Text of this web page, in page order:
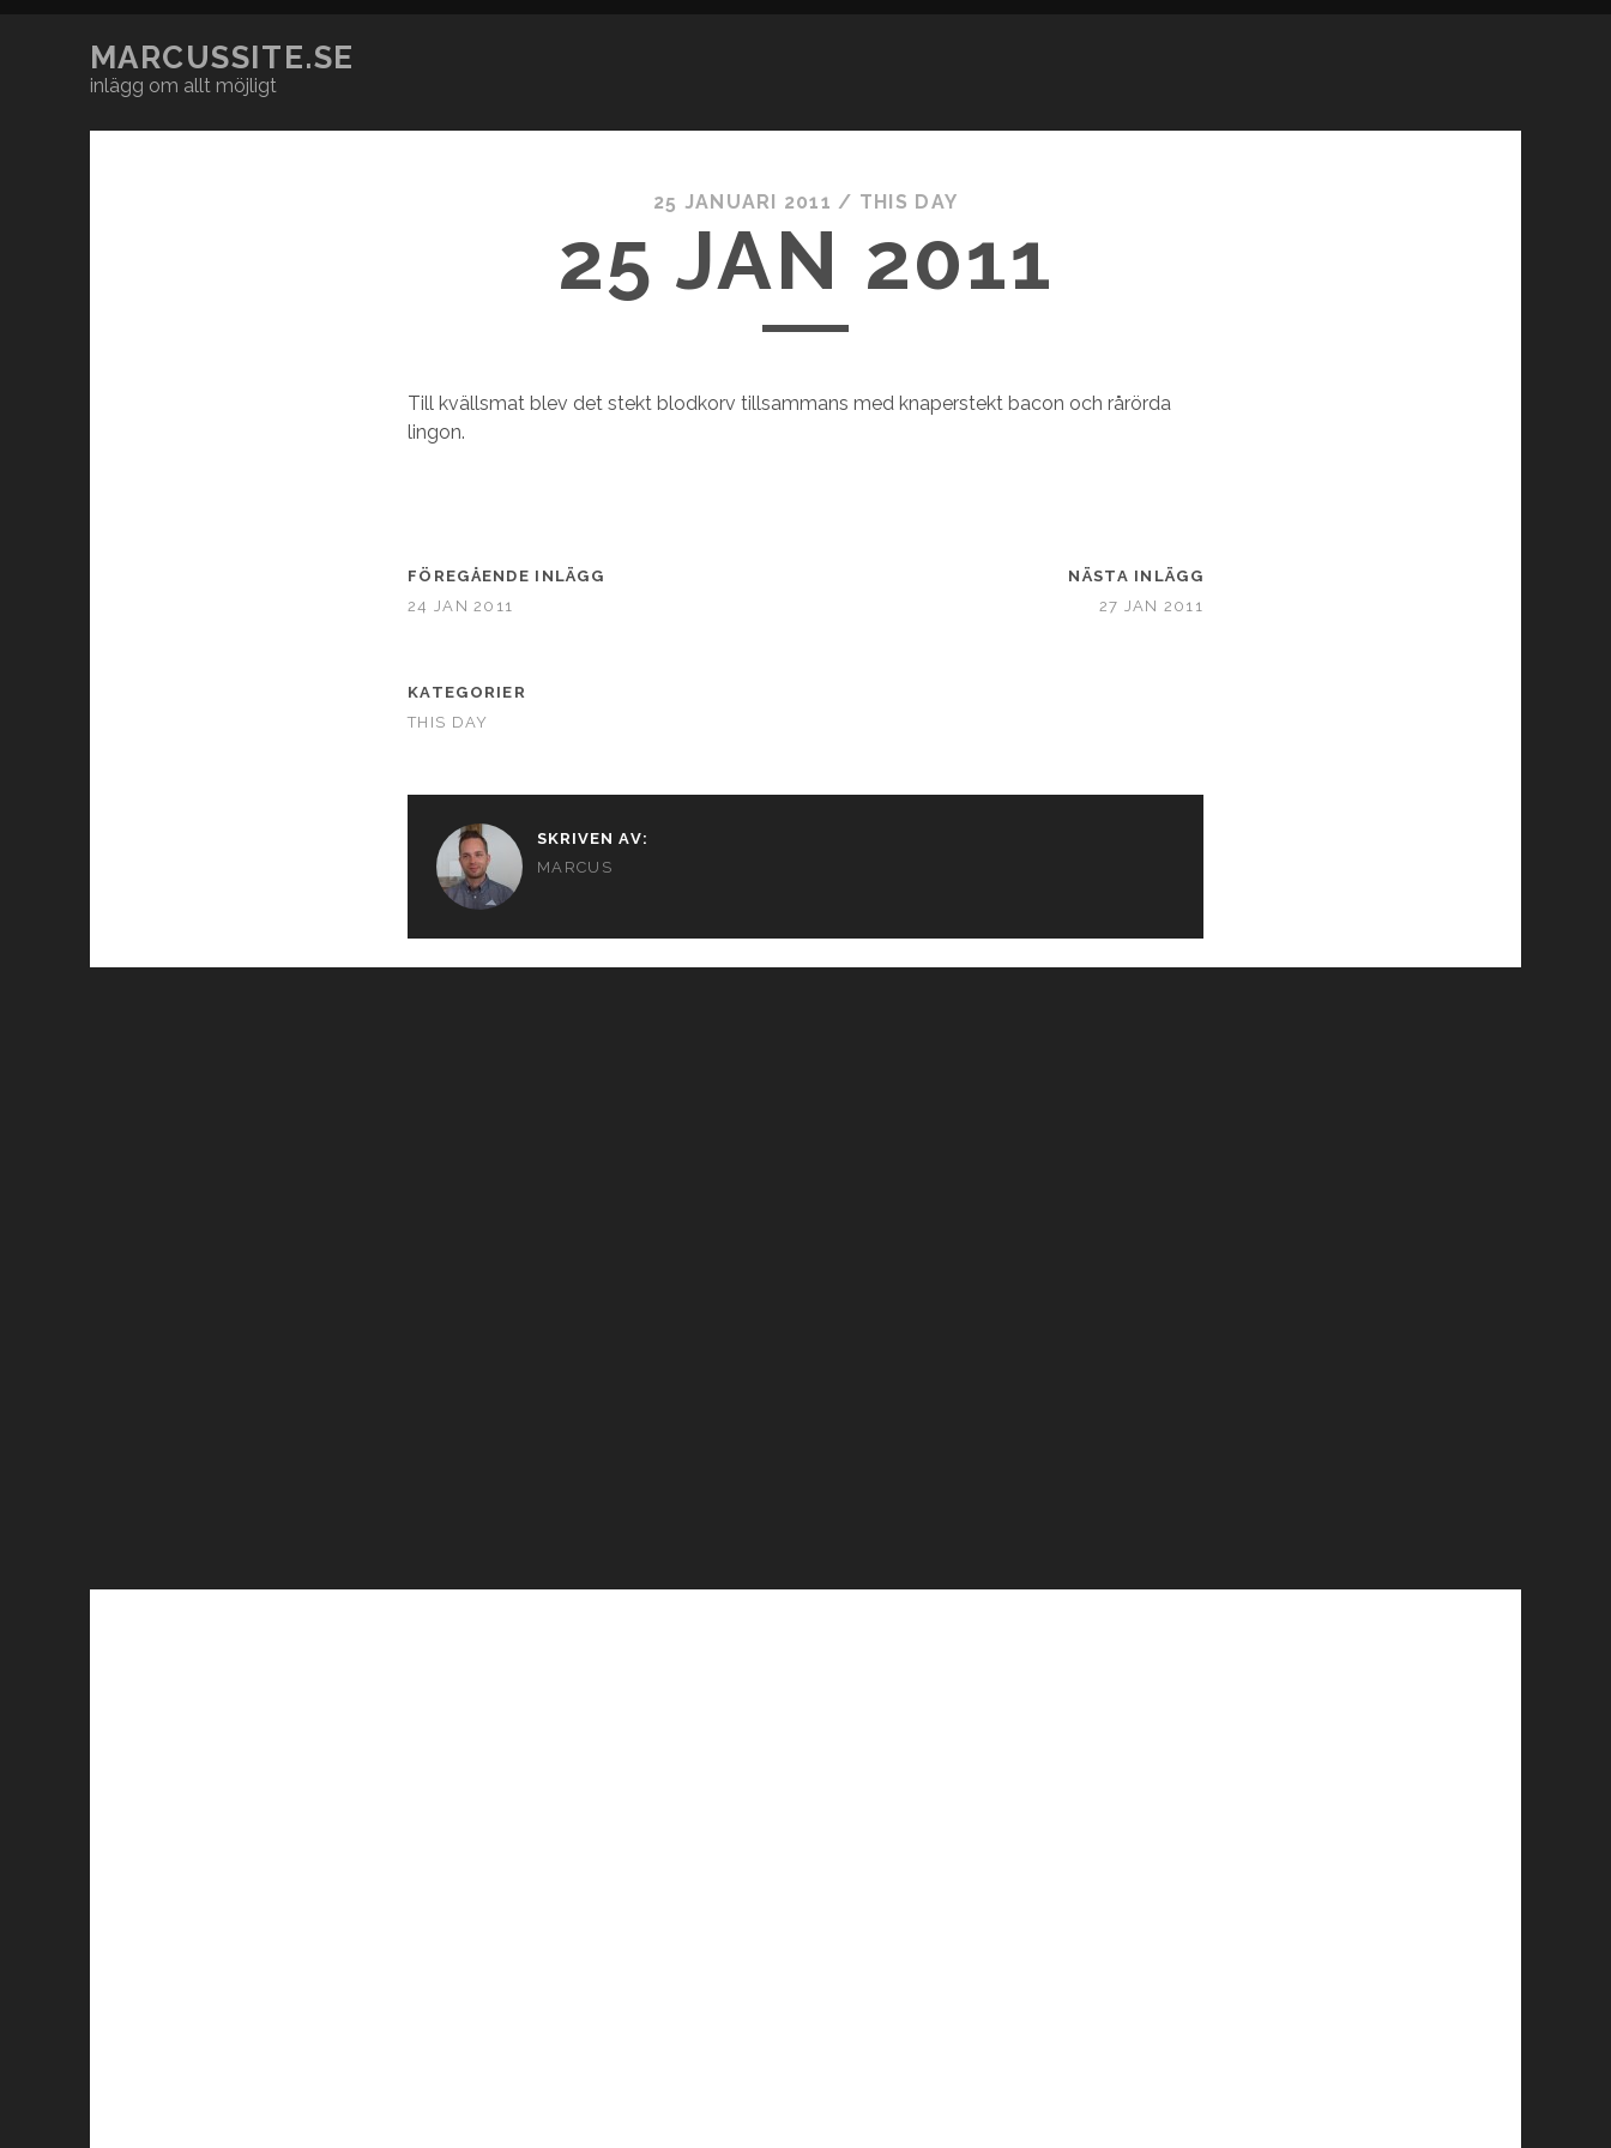
MARCUSSITE.SE
inlägg om allt möjligt
25 JANUARI 2011 / THIS DAY
25 JAN 2011
Till kvällsmat blev det stekt blodkorv tillsammans med knaperstekt bacon och rårörda
lingon.
FÖREGÅENDE INLÄGG
24 JAN 2011
NÄSTA INLÄGG
27 JAN 2011
KATEGORIER
THIS DAY
SKRIVEN AV:
MARCUS